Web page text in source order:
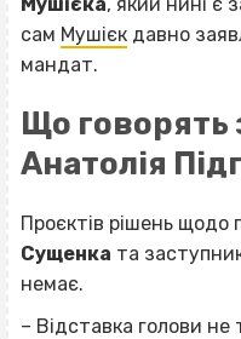
Мушієка, який нині є
сам Мушієк давно
мандат.
Що говорять
Анатолія
Проєктів рішень щодо
Сущенка та
немає.
– Відставка голови не